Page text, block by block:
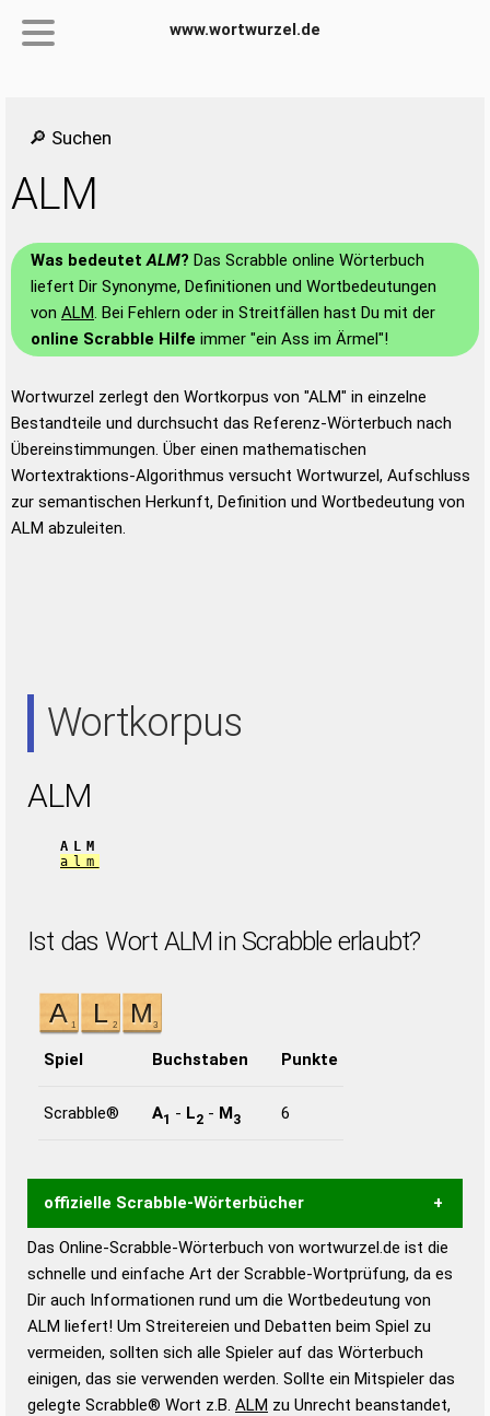
www.wortwurzel.de
🔎 Suchen
ALM
Was bedeutetALM? Das Scrabble online Wörterbuch
liefert Dir Synonyme, Definitionen und Wortbedeutungen
von ALM. Bei Fehlern oder in Streitfällen hast Du mit der
online Scrabble Hilfe immer "ein Ass im Ärmel"!
Wortwurzel zerlegt den Wortkorpus von "ALM" in einzelne
Bestandteile und durchsucht das Referenz-Wörterbuch nach
Übereinstimmungen. Über einen mathematischen
Wortextraktions-Algorithmus versucht Wortwurzel, Aufschluss
zur semantischen Herkunft, Definition und Wortbedeutung von
ALM abzuleiten.
Wortkorpus
ALM
ALM
alm
Ist das Wort ALM in Scrabble erlaubt?
Spiel Buchstaben Punkte
Scrabble® A1 - L2 - M3 6
offizielle Scrabble-Wörterbücher
Wortwurzel liefert mit Hilfe eines semantischen
Wortanalyse-Algorithmus gute Anhaltspunkte zu
Wortbedeutung, Worttrennung und Wortform, um die
Gültigkeit eines Wortes für das Scrabble-Spiel zu
bestimmen!
zugelassene Turnier Scrabble-
Wörterbücher sind:
Das Online-Scrabble-Wörterbuch von wortwurzel.de ist die
schnelle und einfache Art der Scrabble-Wortprüfung, da es
Dir auch Informationen rund um die Wortbedeutung von
ALM liefert! Um Streitereien und Debatten beim Spiel zu
vermeiden, sollten sich alle Spieler auf das Wörterbuch
einigen, das sie verwenden werden. Sollte ein Mitspieler das
gelegte Scrabble® Wort z.B. ALM zu Unrecht beanstandet,